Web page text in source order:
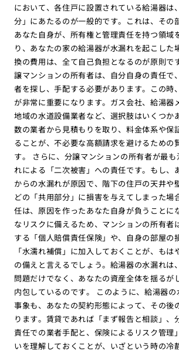
において、各住戸に設置されている給湯器は
分」にあたるのが一般的です。これは、その
あなた自身が、所有権と管理責任を持つ領域
り、あなたの家の給湯器が水漏れを起こした
換の費用は、全て自己負担となるのが原則で
譲マンションの所有者は、自分自身の責任で
者を探し、手配する必要があります。この時
が非常に重要になります。ガス会社、給湯器
地域の水道設備業者など、選択肢はいくつか
数の業者から見積もりを取り、料金体系や保
ることが、不必要な高額請求を避けるための
す。 さらに、分譲マンションの所有者が最
れによる「二次被害」への責任です。もし、
からの水漏れが原因で、階下の住戸の天井や
どの「共用部分」に損害を与えてしまった場
任は、原因を作ったあなた自身が負うことに
なリスクに備えるため、マンションの所有者
する「個人賠償責任保険」や、自身の部屋の
「水濡れ補償」に加入しておくことが、もは
の備えと言えるでしょう。給湯器の水漏れは
問題だけでなく、あなたの資産全体を揺るが
内包しているのです。 このように、給湯器
事象も、あなたの契約形態によって、その後
ります。賃貸であれば「まず報告と相談」、
責任での業者手配と、保険によるリスク管理
いを理解しておくことが、いざという時の冷